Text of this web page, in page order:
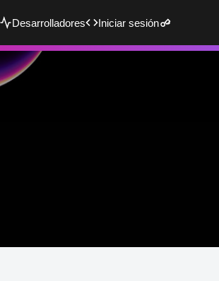
Desarrolladores Iniciar sesión